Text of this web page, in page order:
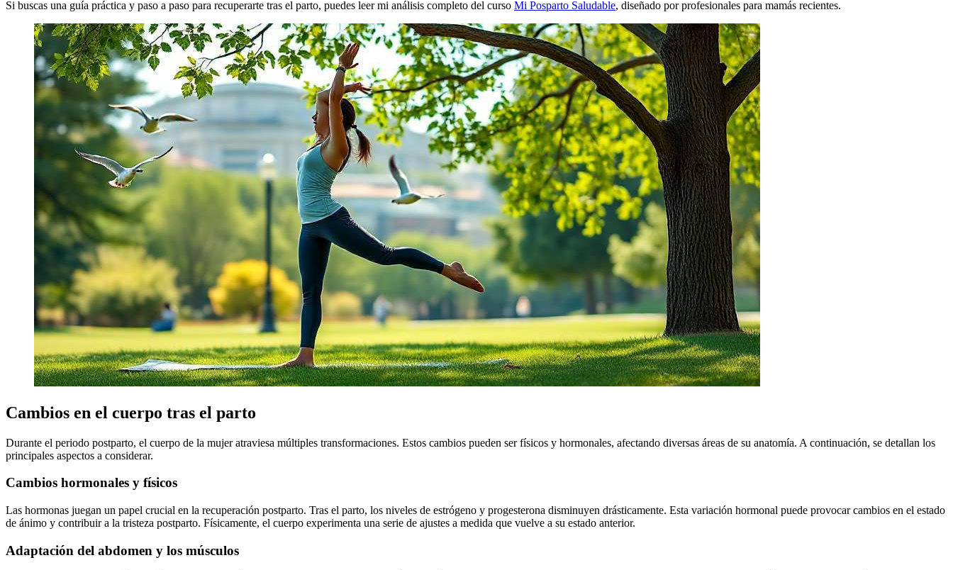
Si buscas una guía práctica y paso a paso para recuperarte tras el parto, puedes leer mi análisis completo del curso Mi Posparto Saludable, diseñado por profesionales para mamás recientes.
Cambios en el cuerpo tras el parto
Durante el periodo postparto, el cuerpo de la mujer atraviesa múltiples transformaciones. Estos cambios pueden ser físicos y hormonales, afectando diversas áreas de su anatomía. A continuación, se detallan los
principales aspectos a considerar.
Cambios hormonales y físicos
Las hormonas juegan un papel crucial en la recuperación postparto. Tras el parto, los niveles de estrógeno y progesterona disminuyen drásticamente. Esta variación hormonal puede provocar cambios en el estado
de ánimo y contribuir a la tristeza postparto. Físicamente, el cuerpo experimenta una serie de ajustes a medida que vuelve a su estado anterior.
Adaptación del abdomen y los músculos